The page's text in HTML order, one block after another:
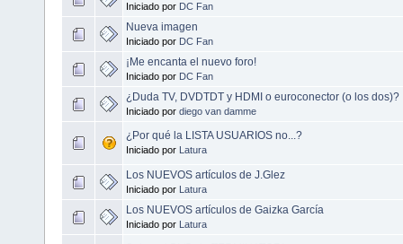
Iniciado por DC Fan
Nueva imagen
Iniciado por DC Fan
¡Me encanta el nuevo foro!
Iniciado por DC Fan
¿Duda TV, DVDTDT y HDMI o euroconector (o los dos)?
Iniciado por diego van damme
¿Por qué la LISTA USUARIOS no...?
Iniciado por Latura
Los NUEVOS artículos de J.Glez
Iniciado por Latura
Los NUEVOS artículos de Gaizka García
Iniciado por Latura